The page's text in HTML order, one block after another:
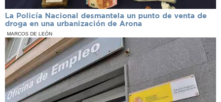
La Policía Nacional desmantela un punto de venta de
droga en una urbanización de Arona
MARCOS DE LEÓN